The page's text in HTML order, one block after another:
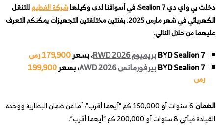
دخلت بي واي دي Sealion 7، في أسواقنا لدى وكيلها
شركة الفطيمللتنقل
الكهربائي في شهر مارس 2025. بفئتين مختلفتين التجهيزات يمكنكم التعرف
عليهما من خلال التالي.
BYD Sealion 7بريميوم RWD 2026 ، بسعر179,900 رس
BYD Sealion 7بيرفورمانس AWD 2026 ، بسعر199,900
رس
الضمان
: 6 سنوات أو 150,000 كم “أيهما أقرب”، أما عن ضمان البطارية ووحدة
القيادة فيأتي 8 سنوات أو 200,000 كم “أيهما أقرب”.